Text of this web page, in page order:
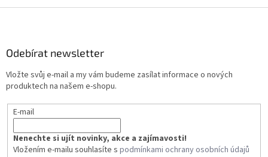
Odebírat newsletter
Vložte svůj e-mail a my vám budeme zasílat informace o nových
produktech na našem e-shopu.
E-mail
Nenechte si ujít novinky, akce a zajímavosti!
Vložením e-mailu souhlasíte s podmínkami ochrany osobních údajů